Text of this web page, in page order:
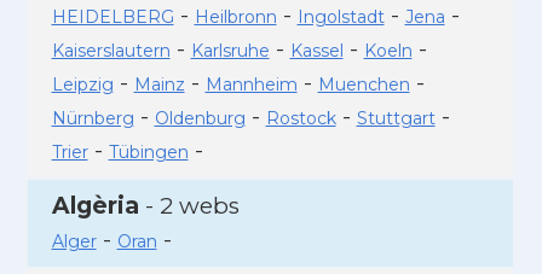
HEIDELBERG - Heilbronn - Ingolstadt- Jena -
Kaiserslautern - Karlsruhe - Kassel - Koeln -
Leipzig - Mainz - Mannheim - Muenchen -
Nürnberg - Oldenburg - Rostock- Stuttgart-
Trier- Tübingen -
Algèria - 2 webs
Alger- Oran -